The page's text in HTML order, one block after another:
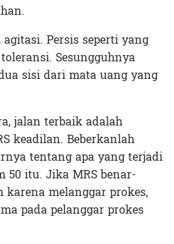
Persis seperti yang
Sesungguhnya
sisi dari mata uang yang
jalan terbaik adalah
keadilan. Beberkanlah
tentang apa yang terjadi
itu. Jika MRS benar-
melanggar prokes,
pada pelanggar prokes